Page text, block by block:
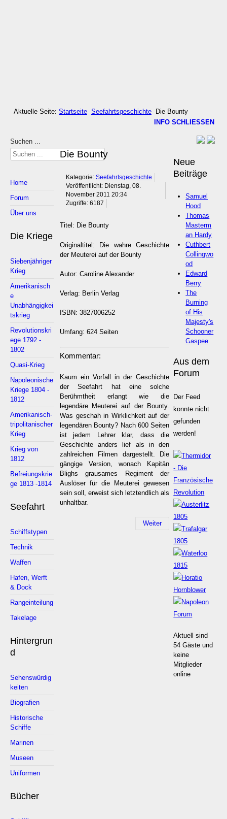
Aktuelle Seite: Startseite Seefahrtsgeschichte Die Bounty
Suchen ...
Home
Forum
Über uns
Die Kriege
Siebenjähriger
Krieg
Amerikanisch
e
Unabhängigkei
tskrieg
Revolutionskri
ege 1792 -
1802
Quasi-Krieg
Napoleonische
Kriege 1804 -
1812
Amerikanisch-
tripolitanischer
Krieg
Krieg von
1812
Befreiungskrie
ge 1813 -1814
Seefahrt
Schiffstypen
Technik
Waffen
Hafen, Werft
& Dock
Rangeinteilung
Takelage
Hintergrun
d
Sehenswürdig
keiten
Biografien
Historische
Schiffe
Marinen
Museen
Uniformen
Bücher
Die Bounty
Kategorie: Seefahrtsgeschichte
Veröffentlicht: Dienstag, 08.
November 2011 20:34
Zugriffe: 6187
Titel: Die Bounty
Originaltitel: Die wahre Geschichte
der Meuterei auf der Bounty
Autor: Caroline Alexander
Verlag: Berlin Verlag
ISBN: 3827006252
Umfang: 624 Seiten
Kommentar:
Kaum ein Vorfall in der Geschichte
der Seefahrt hat eine solche
Berühmtheit erlangt wie die
legendäre Meuterei auf der Bounty.
Was geschah in Wirklichkeit auf der
legendären Bounty? Nach 600 Seiten
ist jedem Lehrer klar, dass die
Geschichte anders lief als in den
zahlreichen Filmen dargestellt. Die
gängige Version, wonach Kapitän
Blighs grausames Regiment der
Auslöser für die Meuterei gewesen
sein soll, erweist sich letztendlich als
unhaltbar.
Weiter
INFO SCHLIESSEN
Neue
Beiträge
Samuel
Hood
Thomas
Masterm
an Hardy
Cuthbert
Collingwo
od
Edward
Berry
The
Burning
of His
Majesty's
Schooner
Gaspee
Aus dem
Forum
Der Feed
konnte nicht
gefunden
werden!
Aktuell sind
54 Gäste und
keine
Mitglieder
online